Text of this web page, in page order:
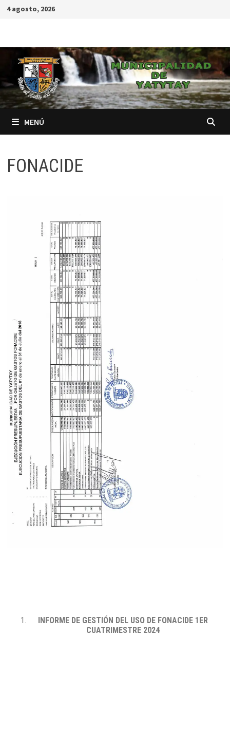
4 agosto, 2026
MENÚ
FONACIDE
INFORME DE GESTIÓN DEL USO DE FONACIDE 1ER
CUATRIMESTRE 2024